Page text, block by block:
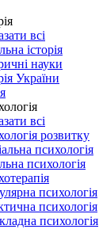
всі
історія
науки
України
всі
розвитку
психологія
психологія
психологія
психологія
психологія